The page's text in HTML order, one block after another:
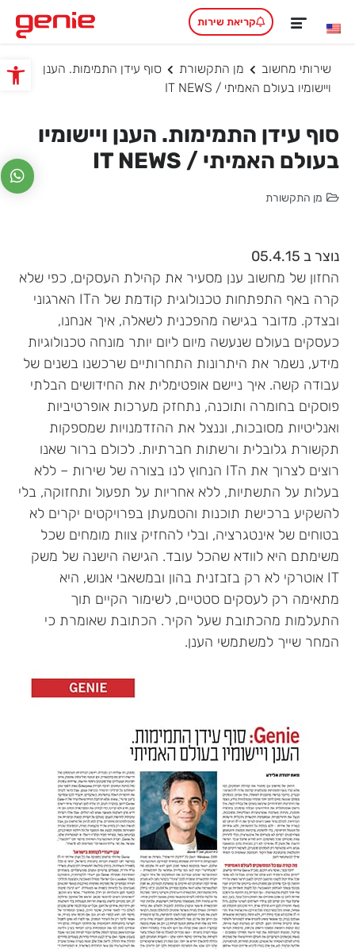
פתח
קריאת שירות
שירותי מחשוב מן התקשורת
סוף עידן התמימות. הענן
ויישומיו בעולם האמיתי / IT NEWS
סוף עידן התמימות. הענן ויישומיו
בעולם האמיתי / IT NEWS
מן התקשורת
נוצר ב 05.4.15
החזון של מחשוב ענן מסעיר את קהילת העסקים, כפי שלא
קרה באף התפתחות טכנולוגית קודמת של הIT הארגוני
ובצדק. מדובר בגישה מהפכנית לשאלה, איך אנחנו,
כעסקים בעולם שנעשה מיום ליום יותר מונחה טכנולוגיות
מידע, נשמר את היתרונות התחרותיים שרכשנו בשנים של
עבודה קשה. איך ניישם אופטימלית את החידושים הבלתי
פוסקים בחומרה ותוכנה, נתחזק מערכות אופרטיביות
ואנליטיות מסובכות, וננצל את ההזדמנויות שמספקות
תקשורת גלובלית ורשתות חברתיות. לכולם ברור שאנו
רוצים לצרוך את הIT הנחוץ לנו בצורה של שירות – ללא
בעלות על התשתיות, ללא אחריות על תפעול ותחזוקה, בלי
להשקיע ברכישת תוכנות והטמעתן בפרויקטים יקרים לא
בטוחים של אינטגרציה, ובלי להחזיק צוות מומחים שכל
משימתם היא לוודא שהכל עובד. הגישה הישנה של משק
IT אוטרקי לא רק בזבזנית בהון ובמשאבי אנוש, היא
מתאימה רק לעסקים סטטיים, לשימור הקיים תוך
התעלמות מהכתובת שעל הקיר. הכתובת שאומרת כי
המחר שייך למשתמשי הענן.